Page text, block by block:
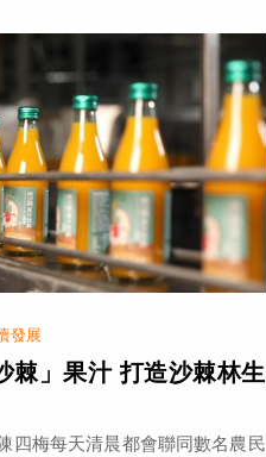
發展
棘」果汁 打造沙棘林生
四梅每天清晨都會聯同數名農民